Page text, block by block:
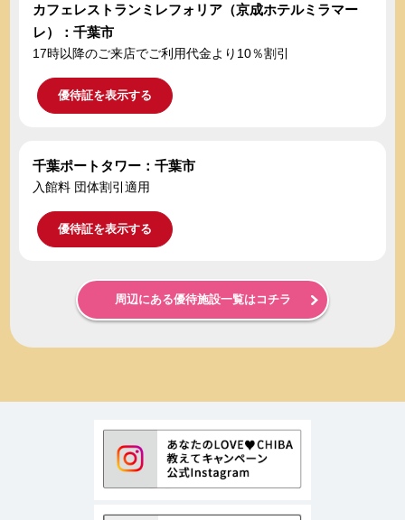
カフェレストランミレフォリア（京成ホテルミラマー
レ）：千葉市
17時以降のご来店でご利用代金より10％割引
優待証を表示する
千葉ポートタワー：千葉市
入館料 団体割引適用
優待証を表示する
周辺にある優待施設一覧はコチラ